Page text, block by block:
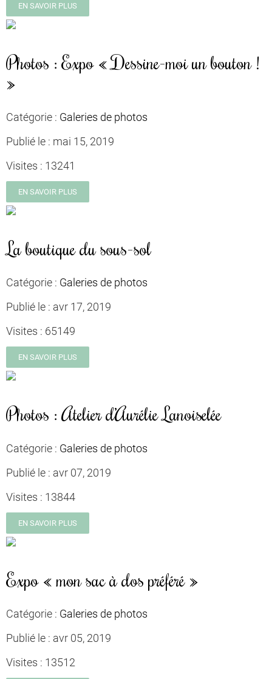
EN SAVOIR PLUS
Photos : Expo « Dessine-moi un bouton !
»
Catégorie : Galeries de photos
Publié le : mai 15, 2019
Visites : 13241
EN SAVOIR PLUS
La boutique du sous-sol
Catégorie : Galeries de photos
Publié le : avr 17, 2019
Visites : 65149
EN SAVOIR PLUS
Photos : Atelier d’Aurélie Lanoiselée
Catégorie : Galeries de photos
Publié le : avr 07, 2019
Visites : 13844
EN SAVOIR PLUS
Expo « mon sac à dos préféré »
Catégorie : Galeries de photos
Publié le : avr 05, 2019
Visites : 13512